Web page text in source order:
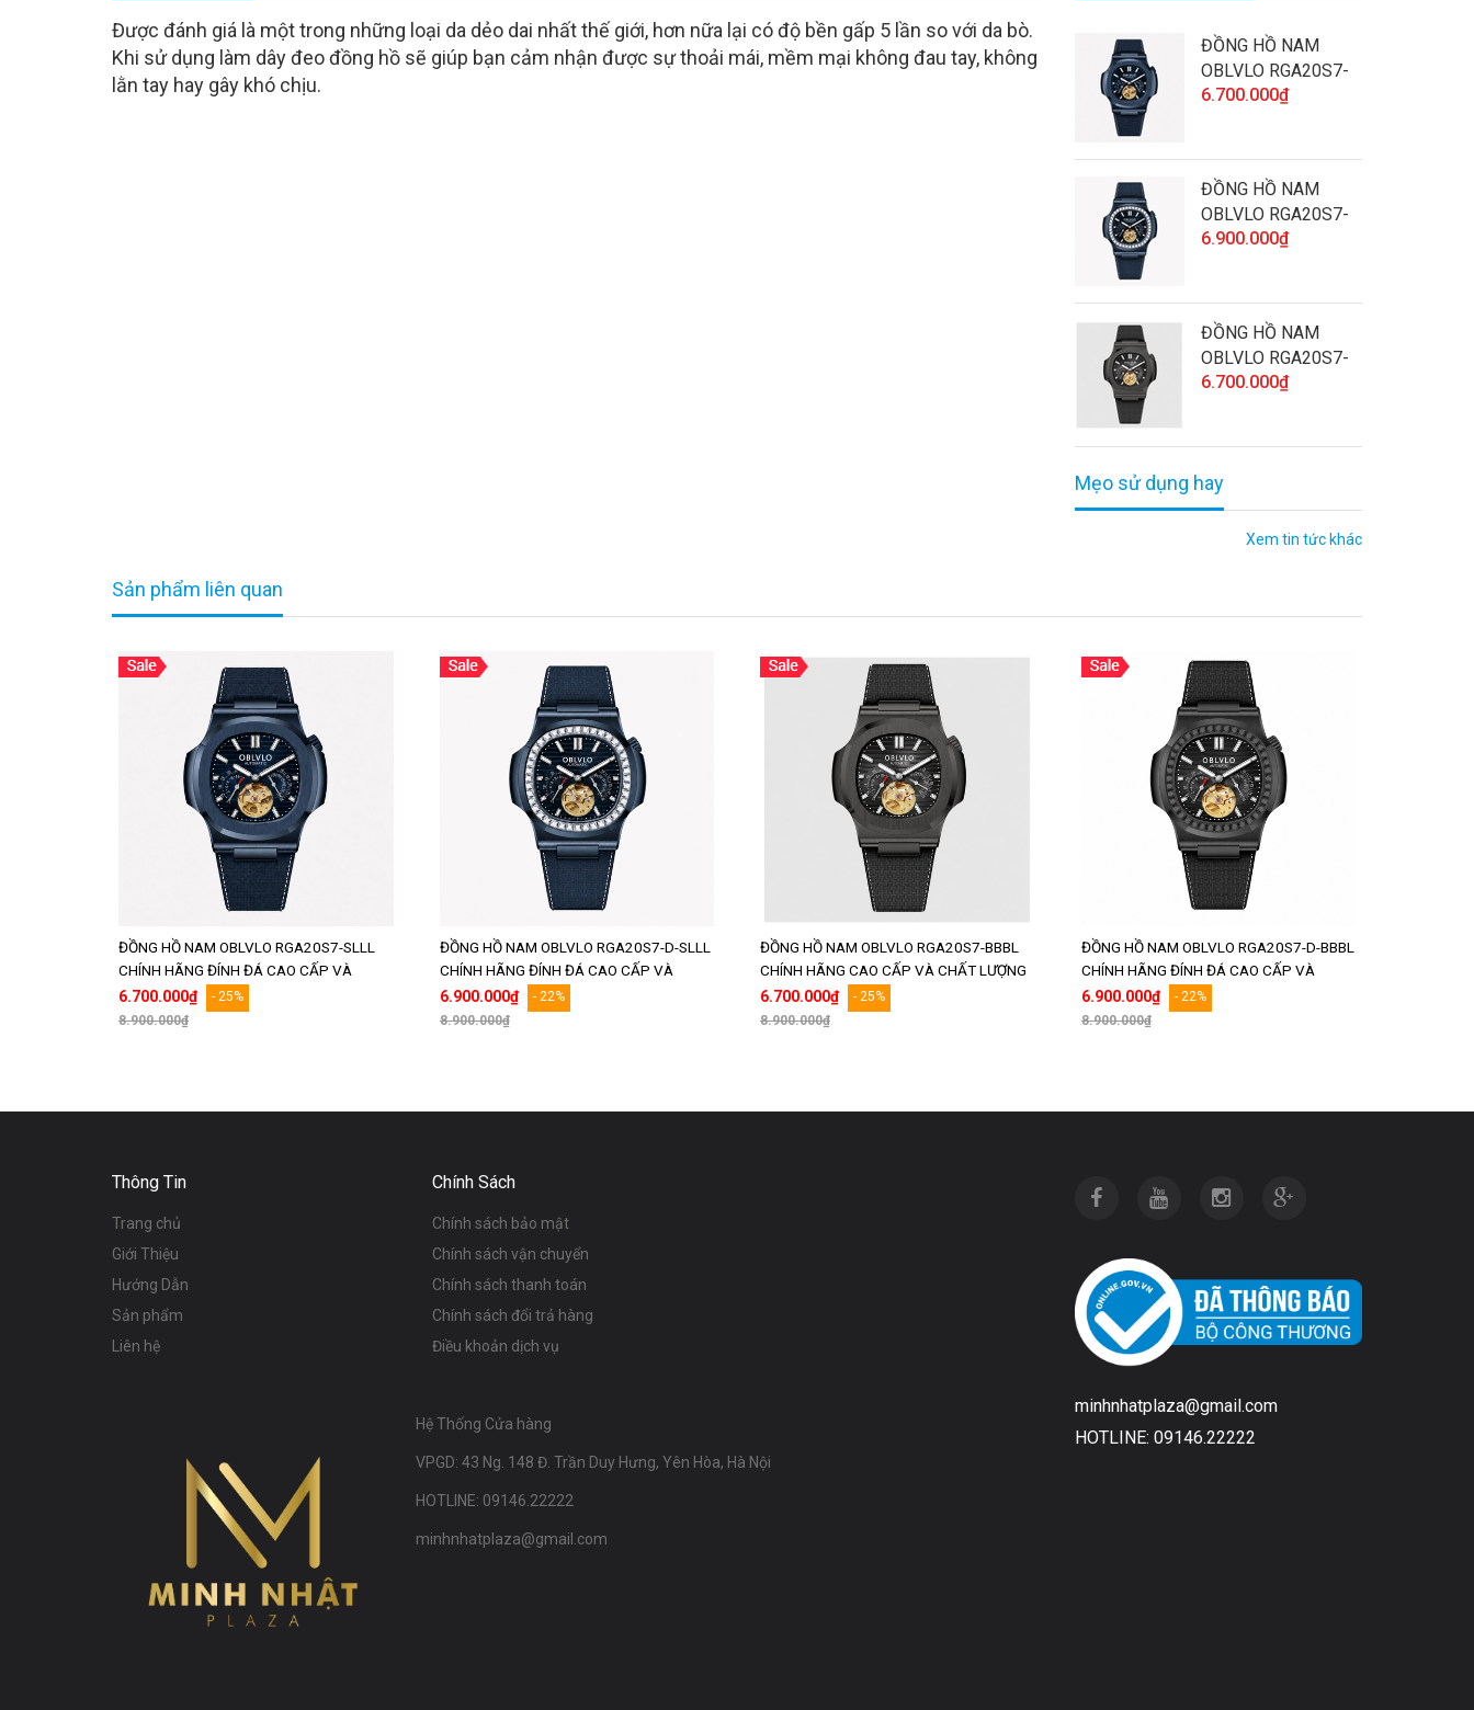
Được đánh giá là một trong những loại da dẻo dai nhất thế giới, hơn nữa lại có độ bền gấp 5 lần so với da bò.
Khi sử dụng làm dây đeo đồng hồ sẽ giúp bạn cảm nhận được sự thoải mái, mềm mại không đau tay, không
lằn tay hay gây khó chịu.
ĐỒNG HỒ NAM
OBLVLO RGA20S7-
SLLL CHÍNH HÃNG
6.700.000₫
ĐỒNG HỒ NAM
OBLVLO RGA20S7-
D-SLLL CHÍNH
6.900.000₫
ĐỒNG HỒ NAM
OBLVLO RGA20S7-
BBBL CHÍNH HÃNG
6.700.000₫
Mẹo sử dụng hay
Xem tin tức khác
Sản phẩm liên quan
ĐỒNG HỒ NAM OBLVLO RGA20S7-SLLL
CHÍNH HÃNG ĐÍNH ĐÁ CAO CẤP VÀ
CHẤT LƯỢNG
6.700.000₫
- 25%
8.900.000₫
ĐỒNG HỒ NAM OBLVLO RGA20S7-D-SLLL
CHÍNH HÃNG ĐÍNH ĐÁ CAO CẤP VÀ
CHẤT LƯỢNG
6.900.000₫
- 22%
8.900.000₫
ĐỒNG HỒ NAM OBLVLO RGA20S7-BBBL
CHÍNH HÃNG CAO CẤP VÀ CHẤT LƯỢNG
6.700.000₫
- 25%
8.900.000₫
ĐỒNG HỒ NAM OBLVLO RGA20S7-D-BBBL
CHÍNH HÃNG ĐÍNH ĐÁ CAO CẤP VÀ
CHẤT LƯỢNG
6.900.000₫
- 22%
8.900.000₫
Thông Tin
Trang chủ
Giới Thiệu
Hướng Dẫn
Sản phẩm
Liên hệ
Chính Sách
Chính sách bảo mật
Chính sách vận chuyển
Chính sách thanh toán
Chính sách đổi trả hàng
Điều khoản dịch vụ
Hệ Thống Cửa hàng
VPGD: 43 Ng. 148 Đ. Trần Duy Hưng, Yên Hòa, Hà Nội
HOTLINE: 09146.22222
minhnhatplaza@gmail.com
minhnhatplaza@gmail.com
HOTLINE: 09146.22222